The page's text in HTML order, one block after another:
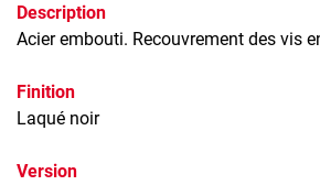
Description
Acier embouti. Recouvrement des vis
Finition
Laqué noir
Version